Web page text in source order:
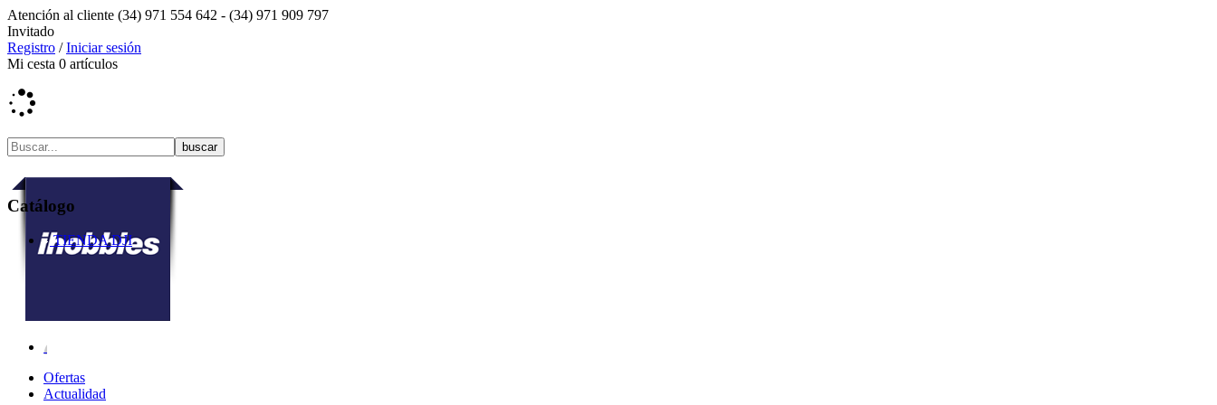
Atención al cliente (34) 971 554 642 - (34) 971 909 797
Invitado
Registro /Iniciar sesión
Mi cesta 0 artículos
Ofertas
Actualidad
Catálogo
TIENDA DJI